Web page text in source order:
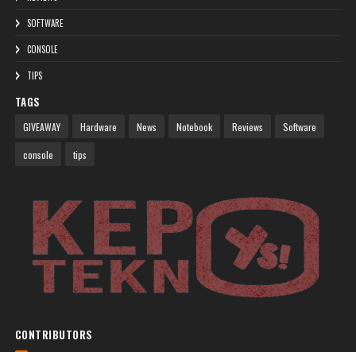
SOFTWARE
CONSOLE
TIPS
TAGS
GIVEAWAY Hardware News Notebook Reviews Software
console tips
CONTRIBUTORS